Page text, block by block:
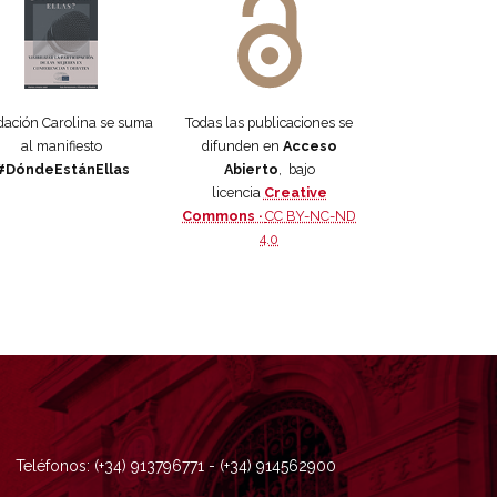
Carolina se suma
al manifiesto
Todas las publicaciones se
difunden en Acceso
Abierto, bajo
licencia Creative
Commons ·CC BY-NC-ND
4.0
Teléfonos: (+34) 913796771 - (+34) 914562900